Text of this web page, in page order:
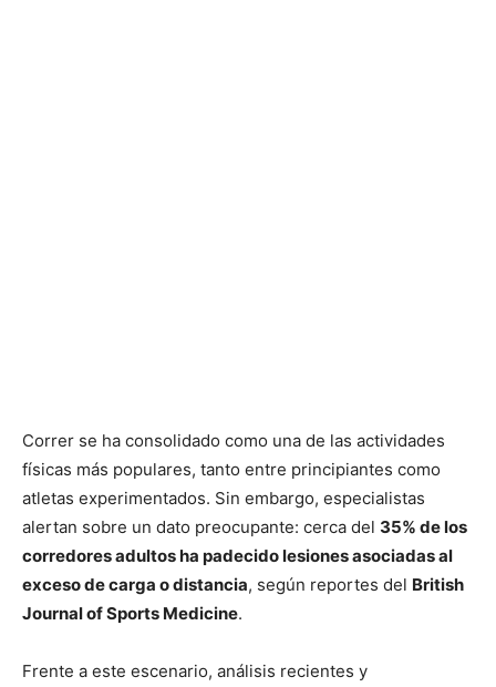
Correr se ha consolidado como una de las actividades
físicas más populares, tanto entre principiantes como
atletas experimentados. Sin embargo, especialistas
alertan sobre un dato preocupante: cerca del 35% de los
corredores adultos ha padecido lesiones asociadas al
exceso de carga o distancia, según reportes del British
Journal of Sports Medicine.
Frente a este escenario, análisis recientes y